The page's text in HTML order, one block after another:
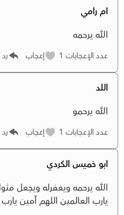
ام رامي
الله يرحمه
عدد الإعجابات إعجاب رد
اللد
الله يرحمو
عدد الإعجابات إعجاب رد
ابو خميس الكردي
الله يرحمه ويغفرله ويجعل
يارب العالمين اللهم آمين يارب